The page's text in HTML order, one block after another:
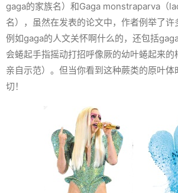
gaga的家族名）和Gaga monstraparva （
名），虽然在发表的论文中，作者例举了许
例如gaga的人文关怀啊什么的，还包括
会蜷起手指摇动打招呼像厥的幼叶蜷起来
亲自示范）。但当你看到这种蕨类的原叶
切！